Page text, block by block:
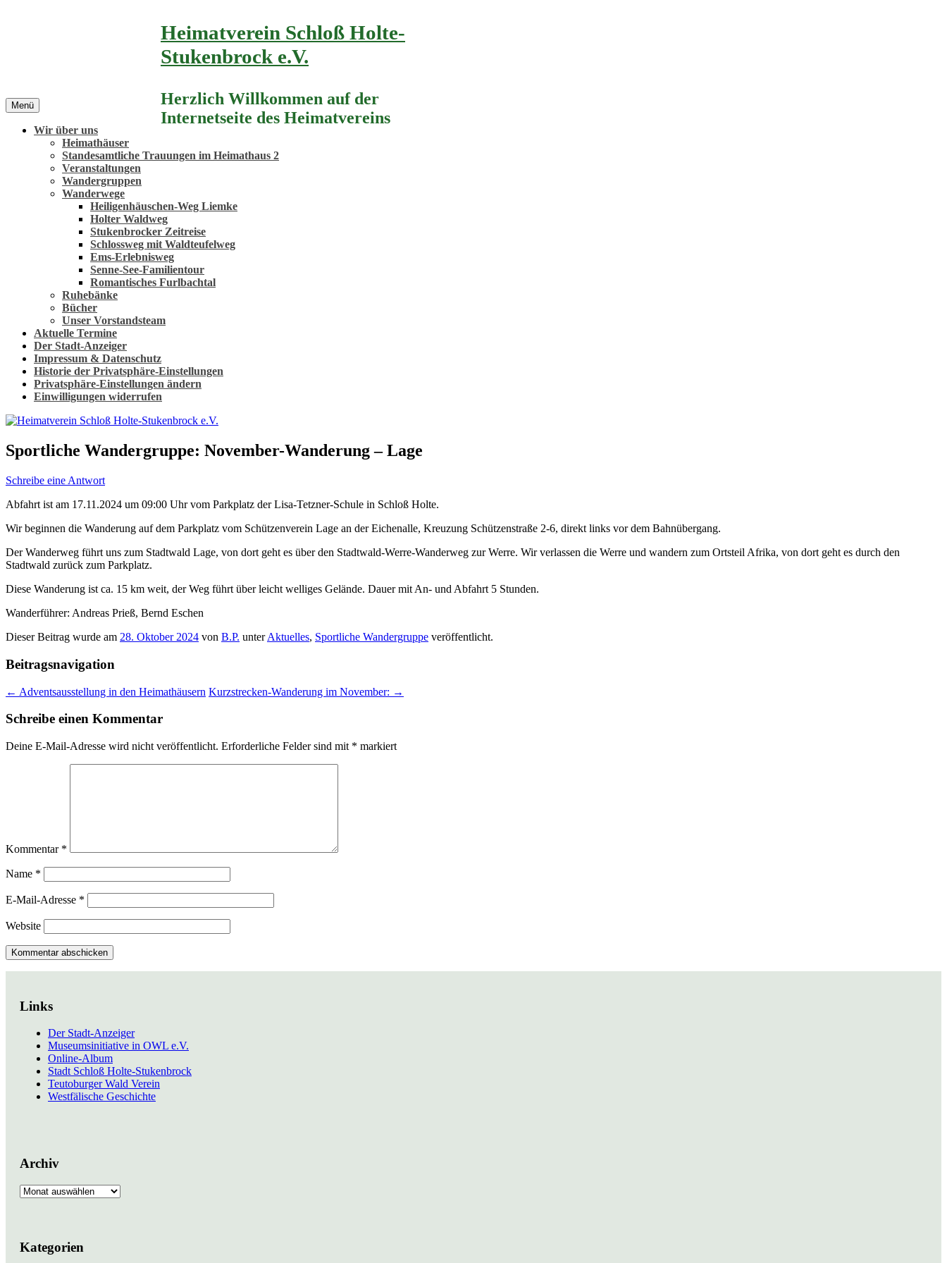
Heimatverein Schloß Holte-
Stukenbrock e.V.
Herzlich Willkommen auf der
Internetseite des Heimatvereins
Menü
Wir über uns
Heimathäuser
Standesamtliche Trauungen im Heimathaus 2
Veranstaltungen
Wandergruppen
Wanderwege
Heiligenhäuschen-Weg Liemke
Holter Waldweg
Stukenbrocker Zeitreise
Schlossweg mit Waldteufelweg
Ems-Erlebnisweg
Senne-See-Familientour
Romantisches Furlbachtal
Ruhebänke
Bücher
Unser Vorstandsteam
Aktuelle Termine
Der Stadt-Anzeiger
Impressum & Datenschutz
Historie der Privatsphäre-Einstellungen
Privatsphäre-Einstellungen ändern
Einwilligungen widerrufen
Sportliche Wandergruppe: November-Wanderung – Lage
Schreibe eine Antwort
Abfahrt ist am 17.11.2024 um 09:00 Uhr vom Parkplatz der Lisa-Tetzner-Schule in Schloß Holte.
Wir beginnen die Wanderung auf dem Parkplatz vom Schützenverein Lage an der Eichenalle, Kreuzung Schützenstraße 2-6, direkt links vor dem Bahnübergang.
Der Wanderweg führt uns zum Stadtwald Lage, von dort geht es über den Stadtwald-Werre-Wanderweg zur Werre. Wir verlassen die Werre und wandern zum Ortsteil Afrika, von dort geht es durch den
Stadtwald zurück zum Parkplatz.
Diese Wanderung ist ca. 15 km weit, der Weg führt über leicht welliges Gelände. Dauer mit An- und Abfahrt 5 Stunden.
Wanderführer: Andreas Prieß, Bernd Eschen
Dieser Beitrag wurde am 28. Oktober 2024 von B.P. unterAktuelles, Sportliche Wandergruppe veröffentlicht.
Beitragsnavigation
← Adventsausstellung in den Heimathäusern Kurzstrecken-Wanderung im November: →
Schreibe einen Kommentar
Deine E-Mail-Adresse wird nicht veröffentlicht. Erforderliche Felder sind mit * markiert
Kommentar *
Name *
E-Mail-Adresse *
Website
Links
Der Stadt-Anzeiger
Museumsinitiative in OWL e.V.
Online-Album
Stadt Schloß Holte-Stukenbrock
Teutoburger Wald Verein
Westfälische Geschichte
Archiv
Archiv
Kategorien